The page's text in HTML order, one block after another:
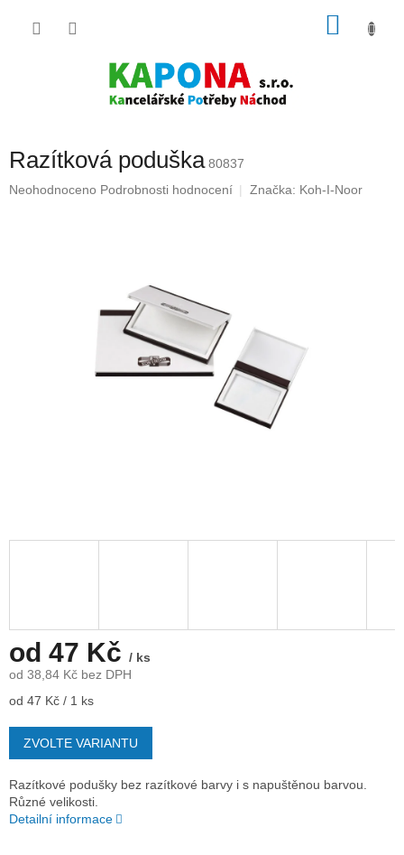
Razítková poduška 80837
Průměrné
Neohodnoceno Podrobnosti hodnocení Značka: Koh-I-Noor
od 47 Kč / ks
od 38,84 Kč bez DPH
Měrná
od 47 Kč / 1 ks
ZVOLTE VARIANTU
Razítkové podušky bez razítkové barvy i s napuštěnou barvou.
Různé velikosti.
Detailní informace